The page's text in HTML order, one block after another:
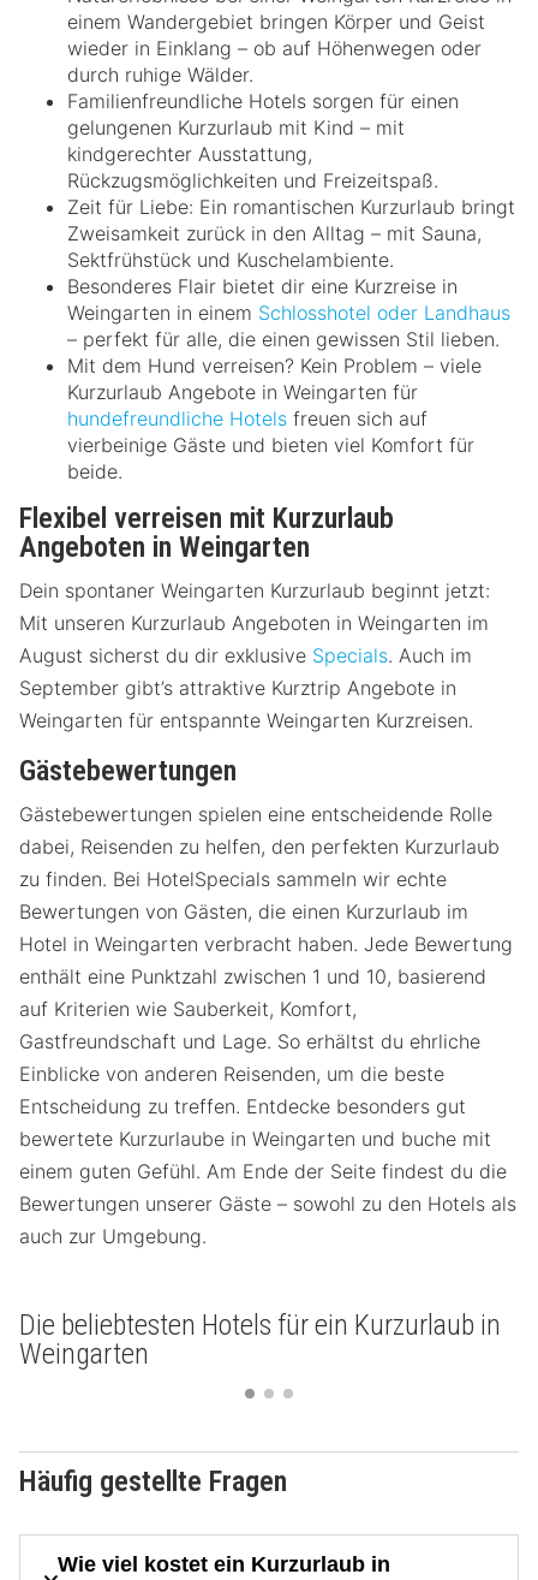
einem Wandergebiet bringen Körper und Geist
wieder in Einklang – ob auf Höhenwegen oder
durch ruhige Wälder.
Familienfreundliche Hotels sorgen für einen
gelungenen Kurzurlaub mit Kind – mit
kindgerechter Ausstattung,
Rückzugsmöglichkeiten und Freizeitspaß.
Zeit für Liebe: Ein romantischen Kurzurlaub bringt
Zweisamkeit zurück in den Alltag – mit Sauna,
Sektfrühstück und Kuschelambiente.
Besonderes Flair bietet dir eine Kurzreise in
Weingarten in einem Schlosshotel oder Landhaus
– perfekt für alle, die einen gewissen Stil lieben.
Mit dem Hund verreisen? Kein Problem – viele
Kurzurlaub Angebote in Weingarten für
hundefreundliche Hotels freuen sich auf
vierbeinige Gäste und bieten viel Komfort für
beide.
Flexibel verreisen mit Kurzurlaub
Angeboten in Weingarten
Dein spontaner Weingarten Kurzurlaub beginnt jetzt:
Mit unseren Kurzurlaub Angeboten in Weingarten im
August sicherst du dir exklusive Specials. Auch im
September gibt’s attraktive Kurztrip Angebote in
Weingarten für entspannte Weingarten Kurzreisen.
Gästebewertungen
Gästebewertungen spielen eine entscheidende Rolle
dabei, Reisenden zu helfen, den perfekten Kurzurlaub
zu finden. Bei HotelSpecials sammeln wir echte
Bewertungen von Gästen, die einen Kurzurlaub im
Hotel in Weingarten verbracht haben. Jede Bewertung
enthält eine Punktzahl zwischen 1 und 10, basierend
auf Kriterien wie Sauberkeit, Komfort,
Gastfreundschaft und Lage. So erhältst du ehrliche
Einblicke von anderen Reisenden, um die beste
Entscheidung zu treffen. Entdecke besonders gut
bewertete Kurzurlaube in Weingarten und buche mit
einem guten Gefühl. Am Ende der Seite findest du die
Bewertungen unserer Gäste – sowohl zu den Hotels als
auch zur Umgebung.
Die beliebtesten Hotels für ein Kurzurlaub in
Weingarten
Häufig gestellte Fragen
Wie viel kostet ein Kurzurlaub in